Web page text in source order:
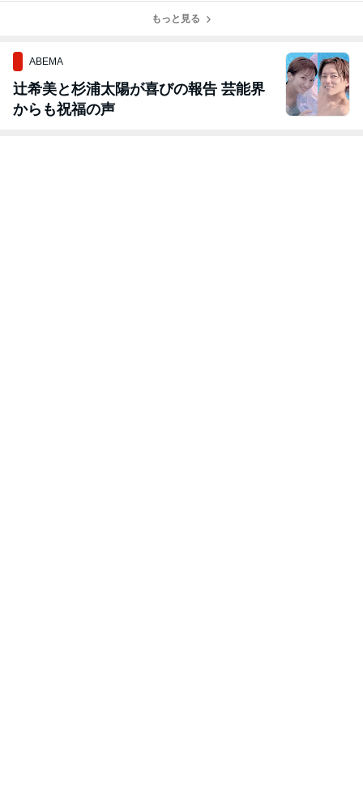
中
もっと見る
ABEMA
辻希美と杉浦太陽が喜びの報告 芸能界
からも祝福の声